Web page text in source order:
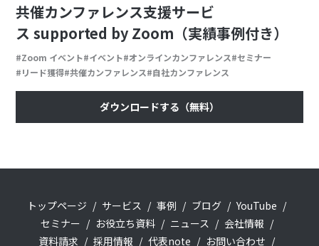
共催カンファレンス支援サービ
ス supported by Zoom（実績事例付き）
Zoom イベント イベント オンラインカンファレンス セミナー
リード獲得 共催カンファレンス 自社カンファレンス
ダウンロードする（無料）
トップページ サービス 事例 ブログ
YouTube
セミナー
お役立ち資料 ニュース
会社情報
資料請求
採用情報 代表note お問い合わせ